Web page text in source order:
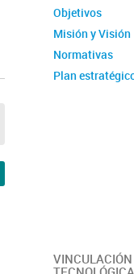
Objetivos
Misión y Visión
Normativas
Plan
VINCULACIÓN